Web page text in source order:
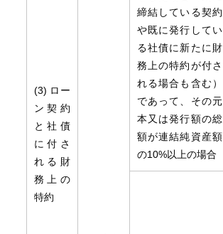
(3) ロー
ン契約
と社債
に付さ
れる財
務上の
特約
締結している契約
や既に発行してい
る社債に新たに財
務上の特約が付さ
れる場合も含む）
であって、その元
本又は発行額の総
額が連結純資産額
の10%以上の場合